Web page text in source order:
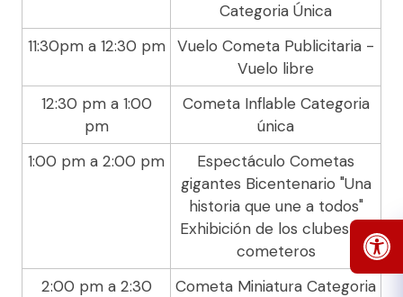
Categoria Única
11:30pm a 12:30 pm
Vuelo Cometa Publicitaria -
Vuelo libre
12:30 pm a 1:00
pm
Cometa Inflable Categoria
única
1:00 pm a 2:00 pm
Espectáculo Cometas
gigantes Bicentenario "Una
historia que une a todos"
Exhibición de los clubes de
cometeros
2:00 pm a 2:30
Cometa Miniatura Categoria